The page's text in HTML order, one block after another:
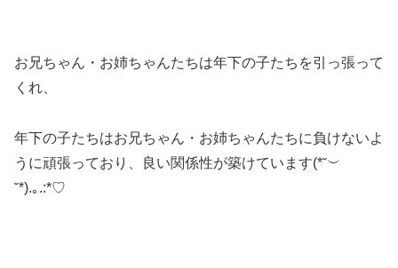
お兄ちゃん・お姉ちゃんたちは年下の子たちを引っ張って
くれ、
年下の子たちはお兄ちゃん・お姉ちゃんたちに負けないよ
うに頑張っており、良い関係性が築けています(*˘︶
˘*).｡.:*♡